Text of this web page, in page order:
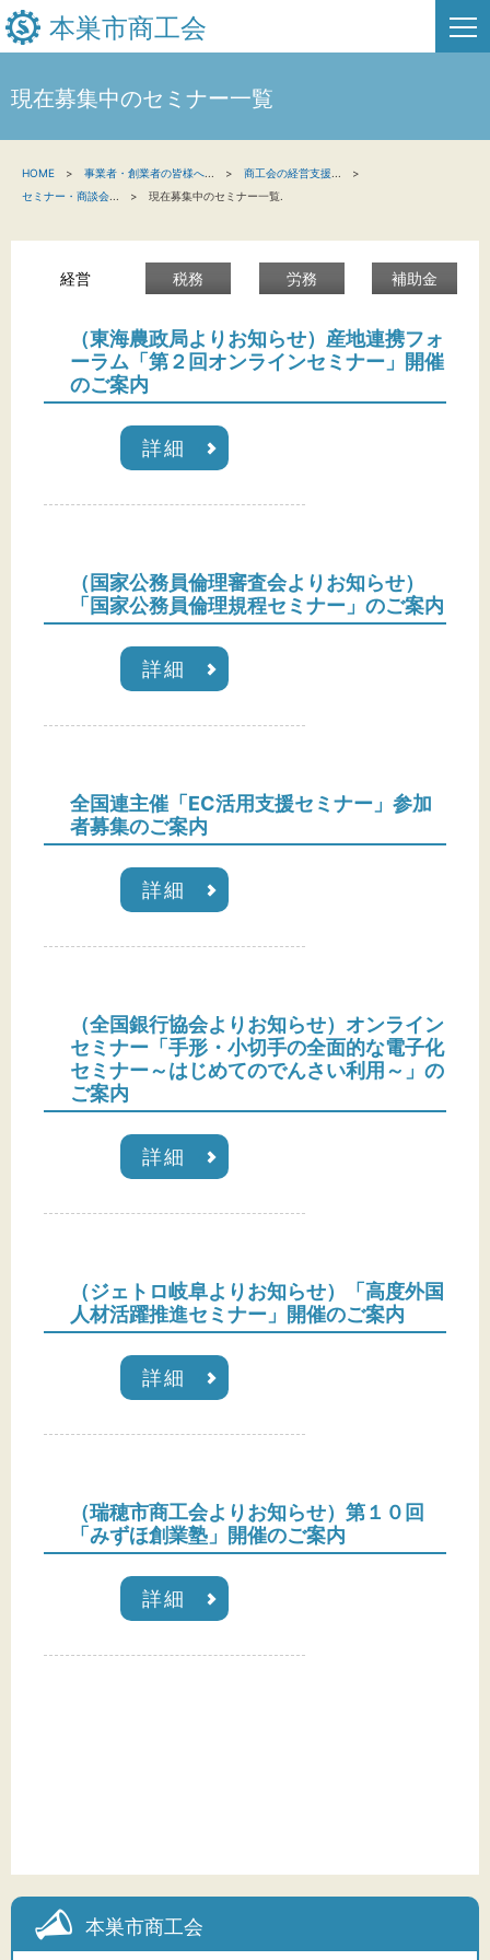
本巣市商工会
新着情報
関係機関の方へ
本巣市商工会について
背景色
現在募集中のセミナー一覧
本巣市商工会
HOME 事業者・創業者の皆様へ 商工会の経営支援
セミナー・商談会
現在募集中のセミナー一覧.
経営 税務 労務 補助金
（東海農政局よりお知らせ）産地連携フォ
ーラム「第２回オンラインセミナー」開催
のご案内
詳細
（国家公務員倫理審査会よりお知らせ）
「国家公務員倫理規程セミナー」のご案内
詳細
全国連主催「EC活用支援セミナー」参加
者募集のご案内
詳細
（全国銀行協会よりお知らせ）オンライン
セミナー「手形・小切手の全面的な電子化
セミナー～はじめてのでんさい利用～」の
ご案内
詳細
（ジェトロ岐阜よりお知らせ）「高度外国
人材活躍推進セミナー」開催のご案内
詳細
（瑞穂市商工会よりお知らせ）第１０回
「みずほ創業塾」開催のご案内
詳細